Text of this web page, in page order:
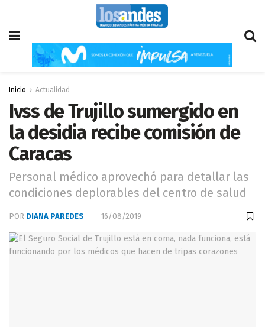
Inicio Actualidad
Ivss de Trujillo sumergido en
la desidia recibe comisión de
Caracas
Personal médico aprovechó para detallar las
condiciones deplorables del centro de salud
POR DIANA PAREDES 16/08/2019